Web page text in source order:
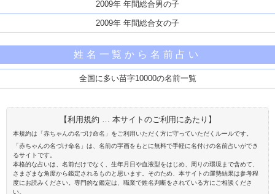
2009年 年間総合男の子
2009年 年間総合女の子
姓名一覧から名前占い
全国に多い苗字10000の名前一覧
【利用規約 … 本サイトのご利用にあたり】
本規約は「赤ちゃんの名づけ命名」をご利用いただく方に守っていただくルールです。
「赤ちゃんの名づけ命名」は、名前の字画をもとに無料で手軽に名付けの名前占いができ
るサイトです。
本格的な占いは、名前だけでなく、生年月日や血液型をはじめ、周りの環境まで含めて、
さまざまな角度から鑑定されるものと思います。そのため、本サイトの運勢結果は参考程
度にお読みください。専門的な鑑定は、職業で姓名判断をされている方にご相談くださ
い。